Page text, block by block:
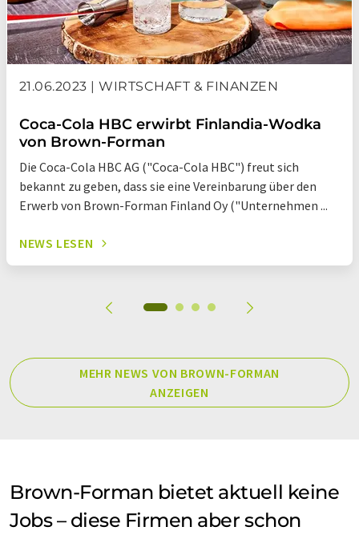
21.06.2023 | WIRTSCHAFT & FINANZEN
Coca-Cola HBC erwirbt Finlandia-Wodka
von Brown-Forman
Die Coca-Cola HBC AG ("Coca-Cola HBC") freut sich
bekannt zu geben, dass sie eine Vereinbarung über den
Erwerb von Brown-Forman Finland Oy ("Unternehmen ...
NEWS LESEN
MEHR NEWS VON BROWN-FORMAN
ANZEIGEN
Brown-Forman bietet aktuell keine
Jobs – diese Firmen aber schon